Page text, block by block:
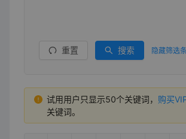
重置 搜索 隐藏筛选
试用用户只显示50个关键词， 购买
关键词。